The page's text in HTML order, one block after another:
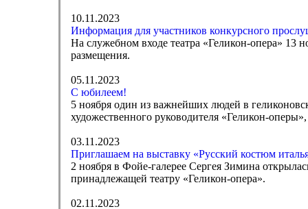
10.11.2023
Информация для участников конкурсного
На служебном входе театра «Геликон-опера» 13
размещения.
05.11.2023
С юбилеем!
5 ноября один из важнейших людей в
художественного руководителя «Геликон-
03.11.2023
Приглашаем на выставку «Русский костюм
2 ноября в Фойе-галерее Сергея Зимина
принадлежащей театру «Геликон-опера».
02.11.2023